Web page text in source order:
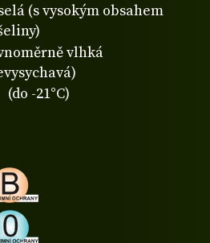
(s vysokým obsahem
vlhká
-21°C)